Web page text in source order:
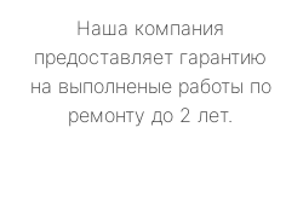
Наша компания
предоставляет гарантию
на выполненые работы по
ремонту до 2 лет.